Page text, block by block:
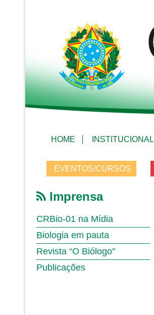
HOME INSTITUCIONAL
EVENTOS/CURSOS
Imprensa
CRBio-01 na Mídia
Biologia em pauta
Revista “O Biólogo"
Publicações